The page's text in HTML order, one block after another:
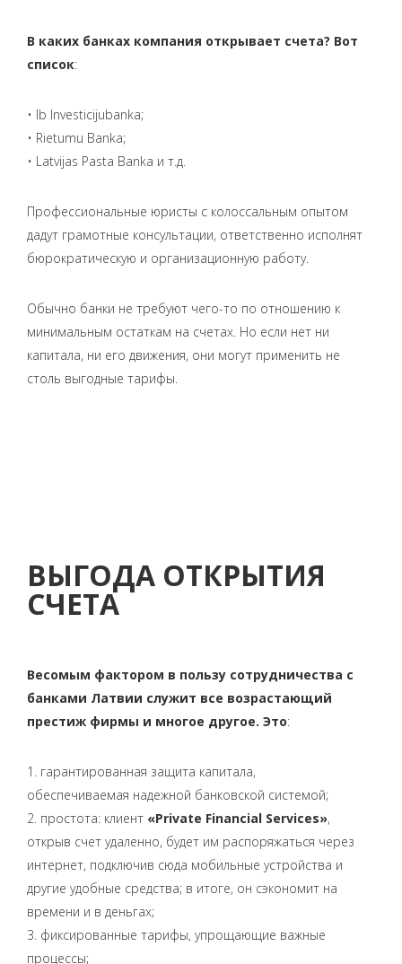
В каких банках компания открывает счета? Вот
список:
• Ib Investicijubanka;
• Rietumu Banka;
• Latvijas Pasta Banka и т.д.
Профессиональные юристы с колоссальным опытом
дадут грамотные консультации, ответственно исполнят
бюрократическую и организационную работу.
Обычно банки не требуют чего-то по отношению к
минимальным остаткам на счетах. Но если нет ни
капитала, ни его движения, они могут применить не
столь выгодные тарифы.
ВЫГОДА ОТКРЫТИЯ
СЧЕТА
Весомым фактором в пользу сотрудничества с
банками Латвии служит все возрастающий
престиж фирмы и многое другое. Это:
1. гарантированная защита капитала,
обеспечиваемая надежной банковской системой;
2. простота: клиент «Private Financial Services»,
открыв счет удаленно, будет им распоряжаться через
интернет, подключив сюда мобильные устройства и
другие удобные средства; в итоге, он сэкономит на
времени и в деньгах;
3. фиксированные тарифы, упрощающие важные
процессы;